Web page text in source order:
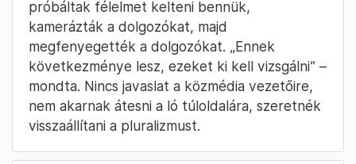
kérdéseket tesz fel
Nincs félnivalója annak, aki „blőd kérdéseket
tesz fel”, de nem működhet így a közmédia –
mondta Magyar. A jogszabályokat be kell
tartani, olyanok nem vezethetik a közmédia
egyes ágait, akiket elítéltek hírhamisításért,